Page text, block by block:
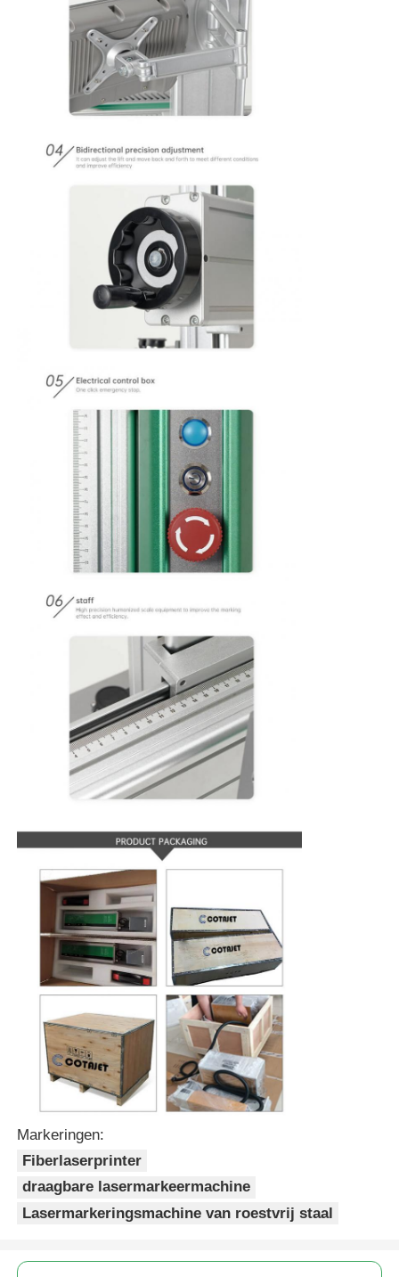
Markeringen:
Fiberlaserprinter
draagbare lasermarkeermachine
Lasermarkeringsmachine van roestvrij staal